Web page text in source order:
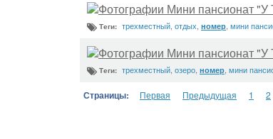
Фотографии Мини пансионат "У
Теги: трехместный отдых номер мини
Фотографии Мини пансионат "У
Теги: трехместный озеро номер мини
Страницы: Первая Предыдущая 1 2